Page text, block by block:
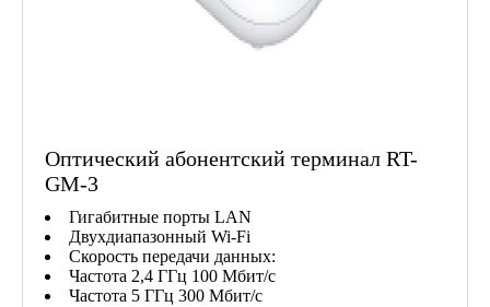
Оптический абонентский терминал RT-
GM-3
Гигабитные порты LAN
Двухдиапазонный Wi-Fi
Скорость передачи данных:
Частота 2,4 ГГц 100 Мбит/с
Частота 5 ГГц 300 Мбит/с